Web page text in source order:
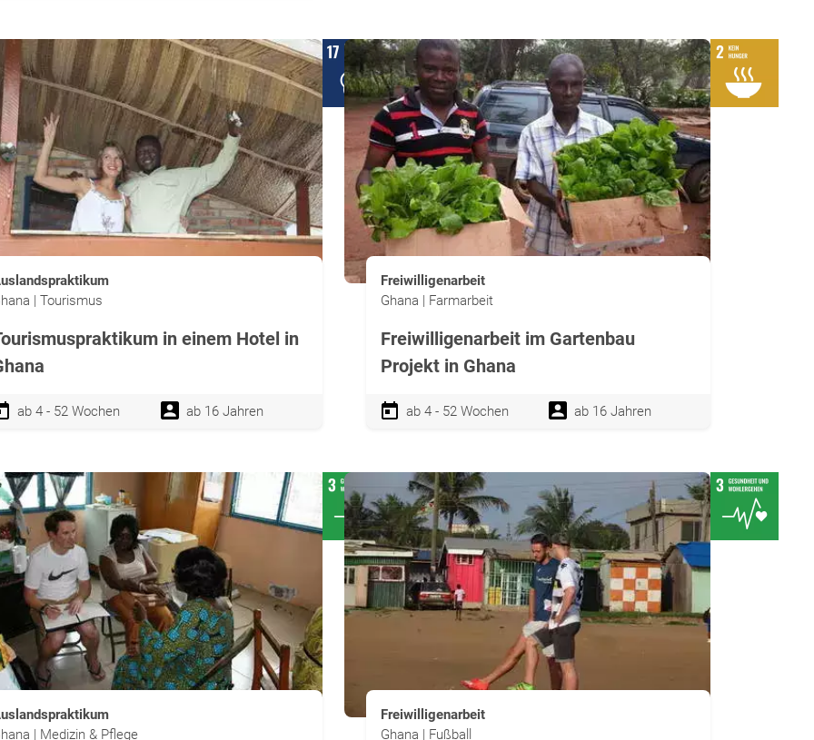
| Tourismus
in einem Hotel in
ab 4 - 52 Wochen ab 16 Jahren
Freiwilligenarbeit
Ghana | Farmarbeit
Freiwilligenarbeit im Gartenbau
Projekt in Ghana
ab 4 - 52 Wochen ab 16 Jahren
| Medizin & Pflege
Freiwilligenarbeit
Ghana | Fußball